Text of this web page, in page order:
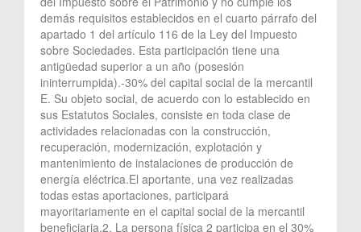
demás requisitos establecidos en el cuarto párrafo del
apartado 1 del artículo 116 de la Ley del Impuesto
sobre Sociedades. Esta participación tiene una
antigüedad superior a un año (posesión
ininterrumpida).-30% del capital social de la mercantil
E. Su objeto social, de acuerdo con lo establecido en
sus Estatutos Sociales, consiste en toda clase de
actividades relacionadas con la construcción,
recuperación, modernización, explotación y
mantenimiento de instalaciones de producción de
energía eléctrica.El aportante, una vez realizadas
todas estas aportaciones, participará
mayoritariamente en el capital social de la mercantil
beneficiaria.2. La persona física 2 participa en el 30%